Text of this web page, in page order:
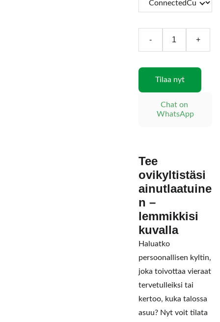
- +
Tilaa nyt
Chat on
WhatsApp
Tee
ovikyltistäsi
ainutlaatuine
n –
lemmikkisi
kuvalla
Haluatko
persoonallisen kyltin,
joka toivottaa vieraat
tervetulleiksi tai
kertoo, kuka talossa
asuu? Nyt voit tilata